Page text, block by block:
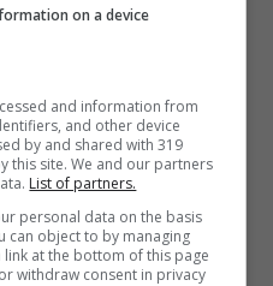
i
on a device
and information from
and other device
by and shared with 319
this site. We and our partners
List of partners.
personal data on the basis
can object to by managing
at the bottom of this page
withdraw consent in privacy